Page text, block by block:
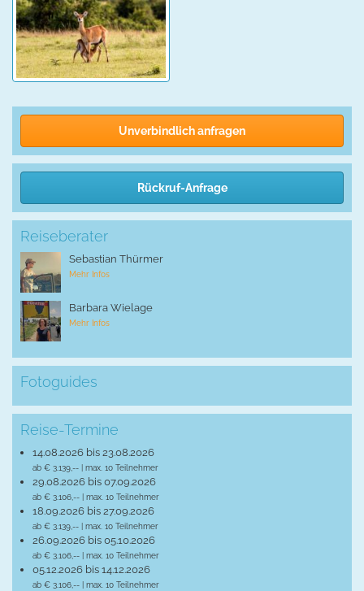
Unverbindlich anfragen
Rückruf-Anfrage
Reiseberater
Sebastian Thürmer
Mehr Infos
Barbara Wielage
Mehr Infos
Fotoguides
Reise-Termine
14.08.2026 bis 23.08.2026
ab € 3.139,-- | max. 10 Teilnehmer
29.08.2026 bis 07.09.2026
ab € 3.106,-- | max. 10 Teilnehmer
18.09.2026 bis 27.09.2026
ab € 3.139,-- | max. 10 Teilnehmer
26.09.2026 bis 05.10.2026
ab € 3.106,-- | max. 10 Teilnehmer
05.12.2026 bis 14.12.2026
ab € 3.106,-- | max. 10 Teilnehmer